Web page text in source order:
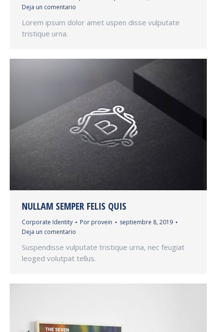
Deja un comentario
Lorem ipsum dolor amet uspen disse vulputate
tristique urna.
NULLAM SEMPER FELIS QUIS
Corporate Identity Por provein
septiembre 8, 2019
Deja un comentario
Suspendisse vulputate tristique urna, nec feugiat
leoged volutpat tellus.